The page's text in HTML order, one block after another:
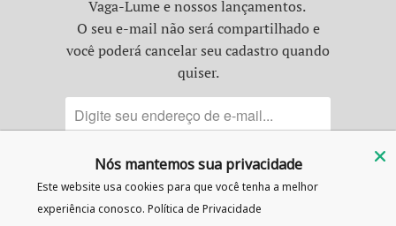
Vaga-Lume e nossos lançamentos.
O seu e-mail não será compartilhado e
você poderá cancelar seu cadastro quando
quiser.
Nós mantemos sua privacidade
Este website usa cookies para que você tenha a melhor
experiência conosco. Política de Privacidade